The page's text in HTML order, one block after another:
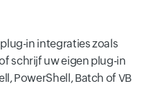
in integraties zoals
schrijf uw eigen plug-in
PowerShell, Batch of VB